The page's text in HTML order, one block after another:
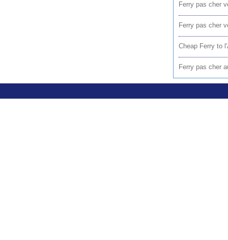
Ferry pas cher
Ferry pas cher
Cheap Ferry to
Ferry pas cher